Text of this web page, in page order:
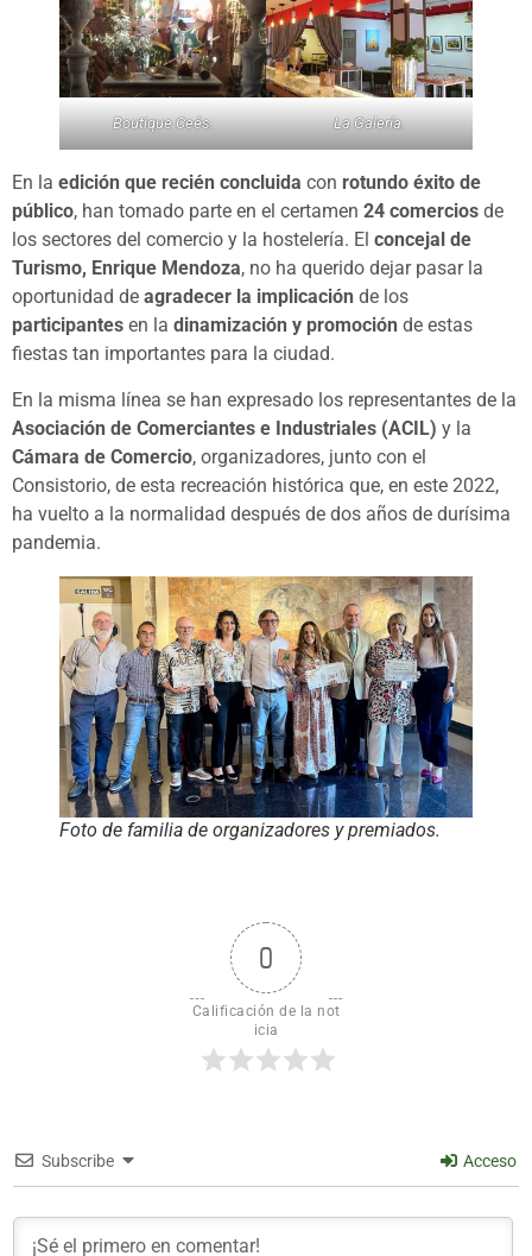
Boutique Ceés. La Galería.
En la edición que recién concluida con rotundo éxito de
público, han tomado parte en el certamen 24 comercios de
los sectores del comercio y la hostelería. El concejal de
Turismo, Enrique Mendoza, no ha querido dejar pasar la
oportunidad de agradecer la implicación de los
participantes en la dinamización y promoción de estas
fiestas tan importantes para la ciudad.
En la misma línea se han expresado los representantes de la
Asociación de Comerciantes e Industriales (ACIL) y la
Cámara de Comercio, organizadores, junto con el
Consistorio, de esta recreación histórica que, en este 2022,
ha vuelto a la normalidad después de dos años de durísima
pandemia.
Foto de familia de organizadores y premiados.
0
Calificación de la not
icia
Subscribe Acceso